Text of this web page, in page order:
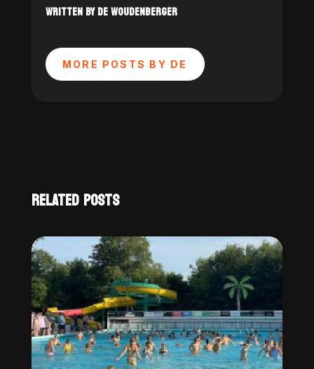
WRITTEN BY DE WOUDENBERGER
MORE POSTS BY DE
RELATED POSTS